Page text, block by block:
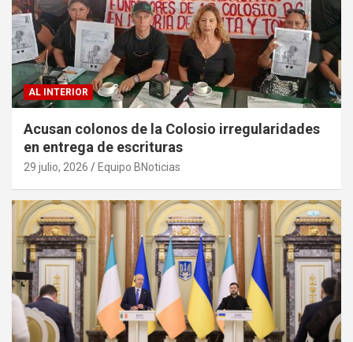
AL INTERIOR
Acusan colonos de la Colosio irregularidades
en entrega de escrituras
29 julio, 2026 Equipo BNoticias